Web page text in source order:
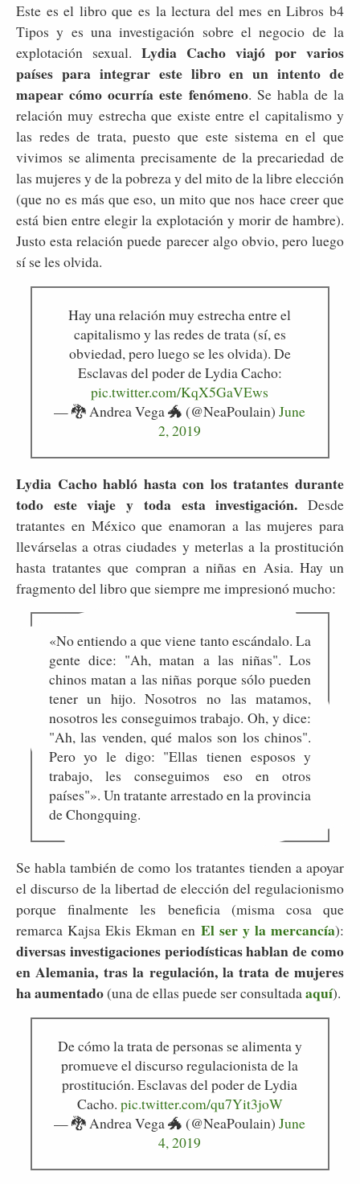
Este es el libro que es la lectura del mes en Libros b4
Tipos y es una investigación sobre el negocio de la
explotación sexual. Lydia Cacho viajó por varios
países para integrar este libro en un intento de
mapear cómo ocurría este fenómeno. Se habla de la
relación muy estrecha que existe entre el capitalismo y
las redes de trata, puesto que este sistema en el que
vivimos se alimenta precisamente de la precariedad de
las mujeres y de la pobreza y del mito de la libre elección
(que no es más que eso, un mito que nos hace creer que
está bien entre elegir la explotación y morir de hambre).
Justo esta relación puede parecer algo obvio, pero luego
sí se les olvida.
Hay una relación muy estrecha entre el
capitalismo y las redes de trata (sí, es
obviedad, pero luego se les olvida). De
Esclavas del poder de Lydia Cacho:
pic.twitter.com/KqX5GaVEws
— 🐉 Andrea Vega 🐲 (@NeaPoulain)June
2, 2019
Lydia Cacho habló hasta con los tratantes durante
todo este viaje y toda esta investigación. Desde
tratantes en México que enamoran a las mujeres para
llevárselas a otras ciudades y meterlas a la prostitución
hasta tratantes que compran a niñas en Asia. Hay un
fragmento del libro que siempre me impresionó mucho:
«No entiendo a que viene tanto escándalo. La
gente dice: "Ah, matan a las niñas". Los
chinos matan a las niñas porque sólo pueden
tener un hijo. Nosotros no las matamos,
nosotros les conseguimos trabajo. Oh, y dice:
"Ah, las venden, qué malos son los chinos".
Pero yo le digo: "Ellas tienen esposos y
trabajo, les conseguimos eso en otros
países"». Un tratante arrestado en la provincia
de Chongquing.
Se habla también de como los tratantes tienden a apoyar
el discurso de la libertad de elección del regulacionismo
porque finalmente les beneficia (misma cosa que
remarca Kajsa Ekis Ekman en El ser y la mercancía):
diversas investigaciones periodísticas hablan de como
en Alemania, tras la regulación, la trata de mujeres
ha aumentado(una de ellas puede ser consultadaaquí).
De cómo la trata de personas se alimenta y
promueve el discurso regulacionista de la
prostitución. Esclavas del poder de Lydia
Cacho. pic.twitter.com/qu7Yit3joW
— 🐉 Andrea Vega 🐲 (@NeaPoulain)June
4, 2019